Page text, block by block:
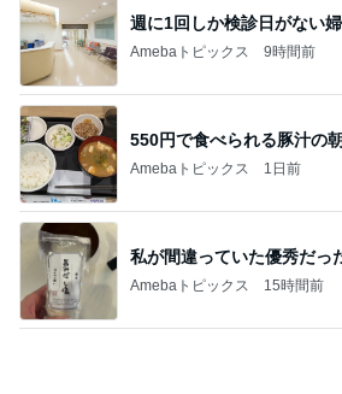
週に1回しか検診日がない
Amebaトピックス 9時間前
550円で食べられる豚汁の
Amebaトピックス 1日前
私が間違っていた優秀だっ
Amebaトピックス 15時間前